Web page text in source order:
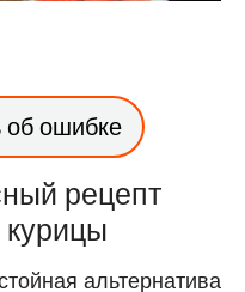
ошибке
рецепт
альтернатива